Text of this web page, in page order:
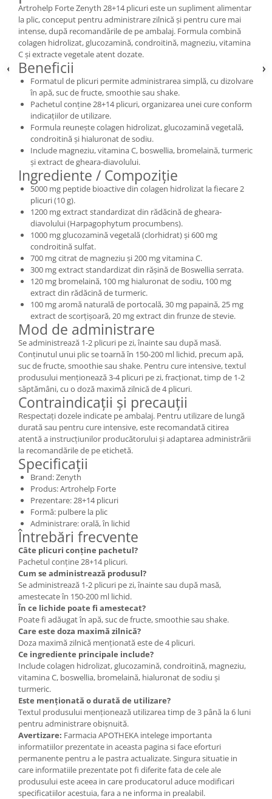
Artrohelp Forte Zenyth 28+14 plicuri este un supliment alimentar
la plic, conceput pentru administrare zilnică și pentru cure mai
intense, după recomandările de pe ambalaj. Formula combină
colagen hidrolizat, glucozamină, condroitină, magneziu, vitamina
C și extracte vegetale atent dozate.
Beneficii
Formatul de plicuri permite administrarea simplă, cu dizolvare
în apă, suc de fructe, smoothie sau shake.
Pachetul conține 28+14 plicuri, organizarea unei cure conform
indicațiilor de utilizare.
Formula reunește colagen hidrolizat, glucozamină vegetală,
condroitină și hialuronat de sodiu.
Include magneziu, vitamina C, boswellia, bromelaină, turmeric
și extract de gheara-diavolului.
Ingrediente / Compoziție
5000 mg peptide bioactive din colagen hidrolizat la fiecare 2
plicuri (10 g).
1200 mg extract standardizat din rădăcină de gheara-
diavolului (Harpagophytum procumbens).
1000 mg glucozamină vegetală (clorhidrat) și 600 mg
condroitină sulfat.
700 mg citrat de magneziu și 200 mg vitamina C.
300 mg extract standardizat din rășină de Boswellia serrata.
120 mg bromelaină, 100 mg hialuronat de sodiu, 100 mg
extract din rădăcină de turmeric.
100 mg aromă naturală de portocală, 30 mg papaină, 25 mg
extract de scorțișoară, 20 mg extract din frunze de stevie.
Mod de administrare
Se administrează 1-2 plicuri pe zi, înainte sau după masă.
Conținutul unui plic se toarnă în 150-200 ml lichid, precum apă,
suc de fructe, smoothie sau shake. Pentru cure intensive, textul
produsului menționează 3-4 plicuri pe zi, fracționat, timp de 1-2
săptămâni, cu o doză maximă zilnică de 4 plicuri.
Contraindicații și precauții
Respectați dozele indicate pe ambalaj. Pentru utilizare de lungă
durată sau pentru cure intensive, este recomandată citirea
atentă a instrucțiunilor producătorului și adaptarea administrării
la recomandările de pe etichetă.
Specificații
Brand: Zenyth
Produs: Artrohelp Forte
Prezentare: 28+14 plicuri
Formă: pulbere la plic
Administrare: orală, în lichid
Întrebări frecvente
Câte plicuri conține pachetul?
Pachetul conține 28+14 plicuri.
Cum se administrează produsul?
Se administrează 1-2 plicuri pe zi, înainte sau după masă,
amestecate în 150-200 ml lichid.
În ce lichide poate fi amestecat?
Poate fi adăugat în apă, suc de fructe, smoothie sau shake.
Care este doza maximă zilnică?
Doza maximă zilnică menționată este de 4 plicuri.
Ce ingrediente principale include?
Include colagen hidrolizat, glucozamină, condroitină, magneziu,
vitamina C, boswellia, bromelaină, hialuronat de sodiu și
turmeric.
Este menționată o durată de utilizare?
Textul produsului menționează utilizarea timp de 3 până la 6 luni
pentru administrare obișnuită.
Avertizare: Farmacia APOTHEKA intelege importanta
informatiilor prezentate in aceasta pagina si face eforturi
permanente pentru a le pastra actualizate. Singura situatie in
care informatiile prezentate pot fi diferite fata de cele ale
produsului este aceea in care producatorul aduce modificari
specificatiilor acestuia, fara a ne informa in prealabil.